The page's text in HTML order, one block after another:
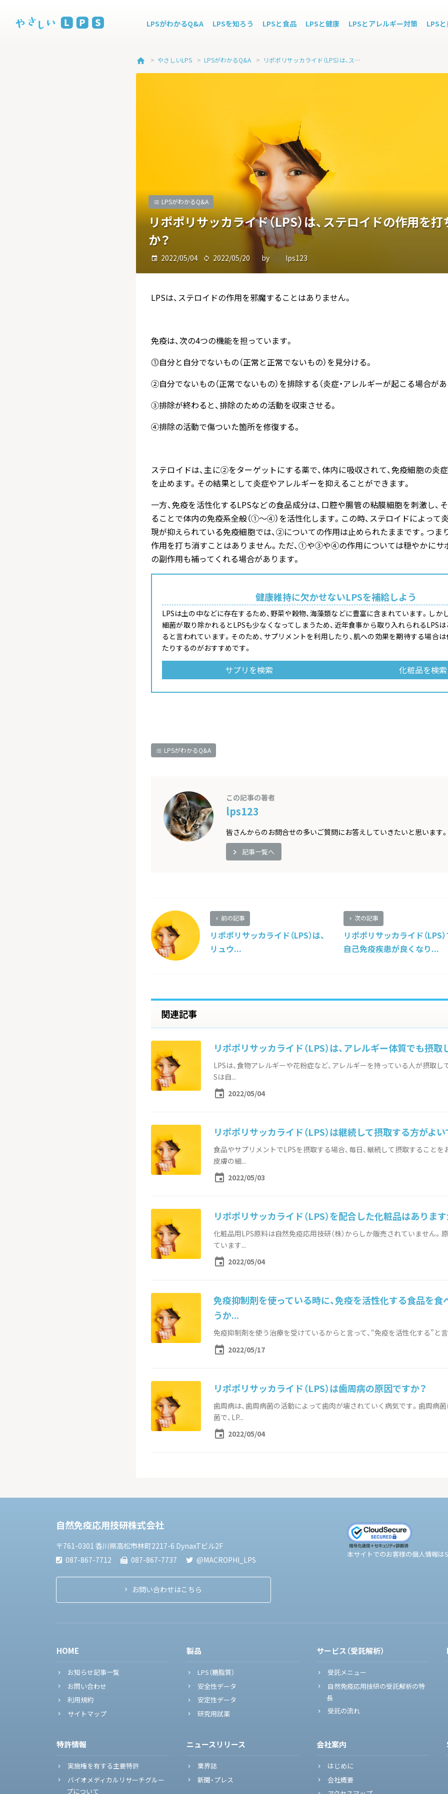
LPSがわかるQ&A LPSを知ろう LPSと食品 LPSと健康 LPSとアレルギー対策 LPS
home
> やさしいLPS > LPSがわかるQ&A > リポポリサッカライド（LPS）は、ステロイドの作用を打ち消しますか？
LPSがわかるQ&A
リポポリサッカライド（LPS）は、ステロイドの作用を
か？
2022/05/04 2022/05/20 by lps123
LPSは、ステロイドの作用を邪魔することはありません。
免疫は、次の4つの機能を担っています。
⓵自分と自分でないもの（正常と正常でないもの）を見分ける。
②自分でないもの（正常でないもの）を排除する（炎症・アレルギーが起こる場合があ
③排除が終わると、排除のための活動を収束させる。
④排除の活動で傷ついた箇所を修復する。
ステロイドは、主に②をターゲットにする薬で、体内に吸収されて、免疫細胞の炎
を止めます。その結果として炎症やアレルギーを抑えることができます。
一方、免疫を活性化するLPSなどの食品成分は、口腔や腸管の粘膜細胞を刺激し、
ることで体内の免疫系全般（①～④）を活性化します。この時、ステロイドによって
現が抑えられている免疫細胞では、②についての作用は止められたままです。つま
作用を打ち消すことはありません。ただ、①や③や④の作用については穏やかにサ
の副作用も補ってくれる場合があります。
健康維持に欠かせないLPSを補給しよう
LPSは土の中などに存在するため、野菜や穀物、海藻類などに豊富に含まれています。しか
細菌が取り除かれるとLPSも少なくなってしまうため、近年食事から取り入れられるLPS
ると言われています。そのため、サプリメントを利用したり、肌への効果を期待する場合
たりするのがおすすめです。
サプリを検索 化粧品を検索
LPSがわかるQ&A
この記事の著者
lps123
皆さんからのお問合せの多いご質問にお答えしていきたいと思います。
chevron_right
記事一覧へ
前の記事
リポポリサッカライド（LPS）は、
リュウ...
次の記事
リポポリサッカライド（LPS）
自己免疫疾患が良くなり...
関連記事
リポポリサッカライド（LPS）は、アレルギー体質でも摂
LPSは、食物アレルギーや花粉症など、アレルギーを持っている人が摂取し
Sは自...
event 2022/05/04
リポポリサッカライド（LPS）は継続して摂取する方がよ
食品やサプリメントでLPSを摂取する場合、毎日、継続して摂取することを
皮膚の細...
event 2022/05/03
リポポリサッカライド（LPS）を配合した化粧品はありま
化粧品用LPS原料は自然免疫応用技研（株）からしか販売されていません。
ています...
event 2022/05/04
免疫抑制剤を使っている時に、免疫を活性化する食品を食
うか...
免疫抑制剤を使う治療を受けているからと言って、“免疫を活性化する”と
event 2022/05/17
リポポリサッカライド（LPS）は歯周病の原因ですか？
歯周病は、歯周病菌の活動によって歯肉が壊されていく病気です。歯周病
菌で、LP...
event 2022/05/04
自然免疫応用技研株式会社
〒761-0301 香川県高松市林町2217-6 DynaxTビル2F
087-867-7712
087-867-7737 @MACROPHI_LPS
お問い合わせはこちら
本サイトでのお客様の個人情報は
HOME
お知らせ記事一覧
お問い合わせ
利用規約
サイトマップ
製品
LPS（糖脂質）
安全性データ
安定性データ
研究用試薬
サービス（受託解析）
受託メニュー
自然免疫応用技研の受託解析の特
長
受託の流れ
特許情報
実施権を有する主要特許
バイオメディカルリサーチグルー
プについて
ニュースリリース
業界誌
新聞・プレス
会社案内
はじめに
会社概要